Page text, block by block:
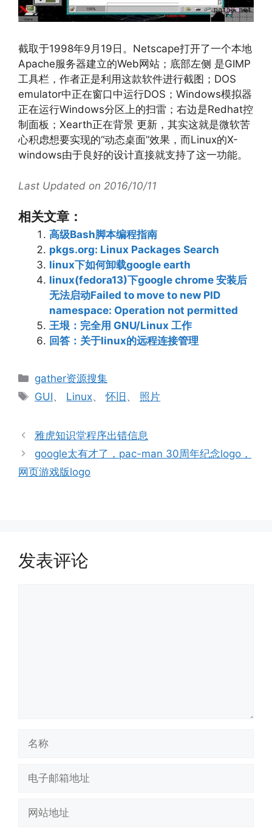
截取于1998年9月19日。Netscape打开了一个本地
Apache服务器建立的Web网站；底部左侧 是GIMP
工具栏，作者正是利用这款软件进行截图；DOS
emulator中正在窗口中运行DOS；Windows模拟器
正在运行Windows分区上的扫雷；右边是Redhat控
制面板；Xearth正在背景 更新，其实这就是微软苦
心积虑想要实现的“动态桌面”效果，而Linux的X-
windows由于良好的设计直接就支持了这一功能。
Last Updated on 2016/10/11
相关文章：
高级Bash脚本编程指南
pkgs.org: Linux Packages Search
linux下如何卸载google earth
linux(fedora13)下google chrome 安装后
无法启动Failed to move to new PID
namespace: Operation not permitted
王垠：完全用 GNU/Linux 工作
回答：关于linux的远程连接管理
分
类
gather资源搜集
标
GUI、 Linux、怀旧 、 照片
雅虎知识堂程序出错信息
google太有才了，pac-man 30周年纪念logo，
网页游戏版logo
发表评论